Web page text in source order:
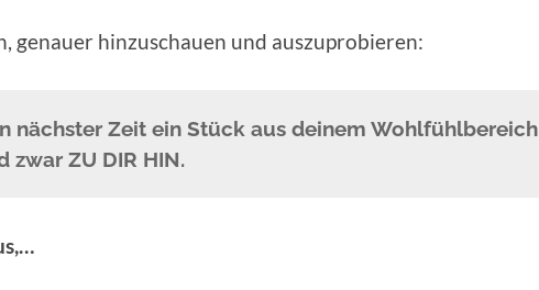
genauer hinzuschauen und auszuprobieren:
nächster Zeit ein Stück aus deinem Wohlfühlbereich
zwar ZU DIR HIN.